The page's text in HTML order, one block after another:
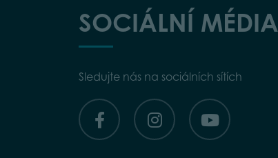
SOCIÁLNÍ MÉDIA
Sledujte nás na sociálních sítích